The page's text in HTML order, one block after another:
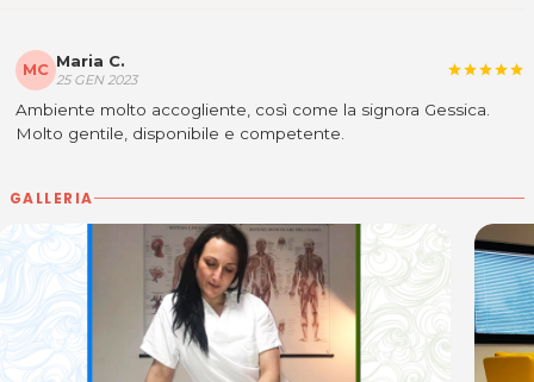
MC Maria C.
25 GEN 2023
starstarstarstarstar
Ambiente molto accogliente, così come la signora Gessica.
Molto gentile, disponibile e competente.
GALLERIA